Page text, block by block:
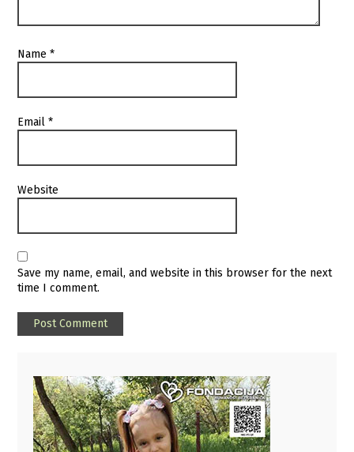
Name*
Email*
Website
Save my name, email, and website in this browser for the next
time I comment.